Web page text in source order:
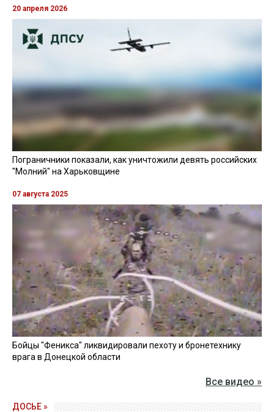
20 апреля 2026
Пограничники показали, как уничтожили девять российских
"Молний" на Харьковщине
07 августа 2025
Бойцы "Феникса" ликвидировали пехоту и бронетехнику
врага в Донецкой области
Все видео »
ДОСЬЕ »